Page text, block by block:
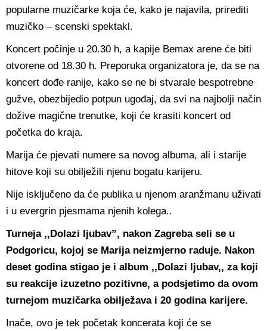
popularne muzičarke koja će, kako je najavila, prirediti
muzičko – scenski spektakl.
Koncert počinje u 20.30 h, a kapije Bemax arene će biti
otvorene od 18.30 h. Preporuka organizatora je, da se na
koncert dođe ranije, kako se ne bi stvarale bespotrebne
gužve, obezbijedio potpun ugođaj, da svi na najbolji način
dožive magične trenutke, koji će krasiti koncert od
početka do kraja.
Marija će pjevati numere sa novog albuma, ali i starije
hitove koji su obilježili njenu bogatu karijeru.
Nije isključeno da će publika u njenom aranžmanu uživati
i u evergrin pjesmama njenih kolega..
Turneja ,,Dolazi ljubav”, nakon Zagreba seli se u
Podgoricu, kojoj se Marija neizmjerno raduje. Nakon
deset godina stigao je i album ,,Dolazi ljubav,, za koji
su reakcije izuzetno pozitivne, a podsjetimo da ovom
turnejom muzičarka obilježava i 20 godina karijere.
Inače, ovo je tek početak koncerata koji će se